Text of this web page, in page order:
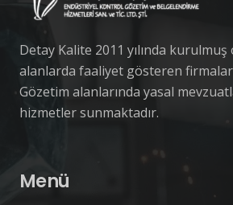
Detay Kalite 2011 yılında
alanlarda faaliyet gösteren
Gözetim alanlarında yasal
hizmetler sunmaktadır.
Menü